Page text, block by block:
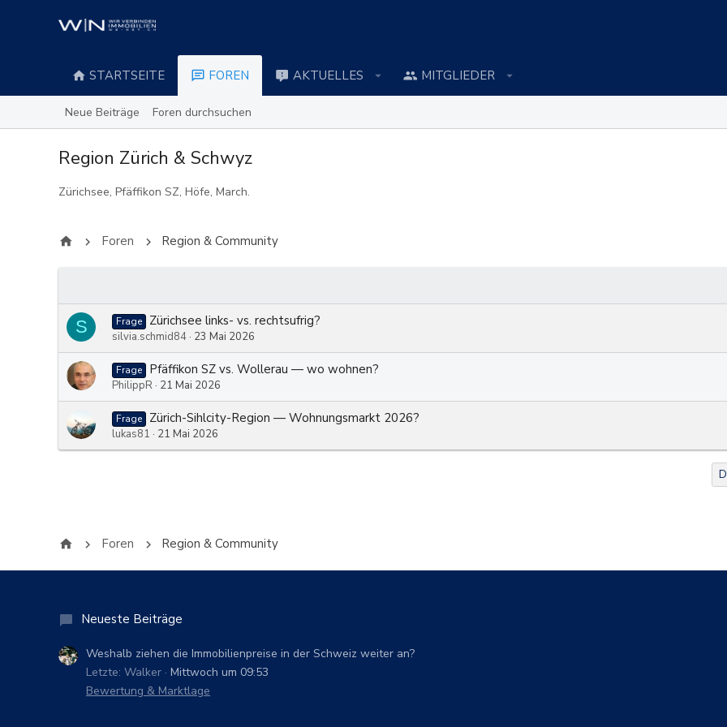
STARTSEITE FOREN AKTUELLES MITGLIEDER
Neue Beiträge Foren durchsuchen
Region Zürich & Schwyz
Zürichsee, Pfäffikon SZ, Höfe, March.
Foren Region & Community
S Frage Zürichsee links- vs. rechtsufrig?
silvia.schmid84 23 Mai 2026
Frage Pfäffikon SZ vs. Wollerau — wo wohnen?
PhilippR 21 Mai 2026
Frage Zürich-Sihlcity-Region — Wohnungsmarkt 2026?
lukas81 21 Mai 2026
Foren Region & Community
Neueste Beiträge
Weshalb ziehen die Immobilienpreise in der Schweiz weiter an?
Letzte: Walker Mittwoch um 09:53
Bewertung & Marktlage